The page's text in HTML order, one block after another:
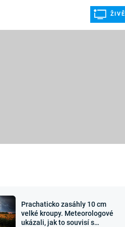
ŽIVĚ
Sledujte nás
Prachaticko zasáhly 10 cm
velké kroupy. Meteorologové
ukázali, jak to souvisí s